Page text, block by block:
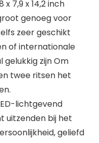
7,9 x 14,2 inch
genoeg voor
zeer geschikt
of internationale
gelukkig zijn Om
twee ritsen het
lichtgevend
uitzenden bij het
geliefd